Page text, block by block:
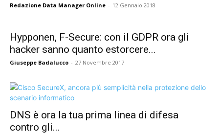
Redazione Data Manager Online - 12 Gennaio 2018
Hypponen, F-Secure: con il GDPR ora gli
hacker sanno quanto estorcere...
Giuseppe Badalucco - 27 Novembre 2017
DNS è ora la tua prima linea di difesa
contro gli...